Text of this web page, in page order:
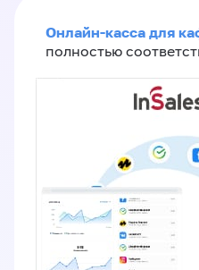
Онлайн-касса для
полностью